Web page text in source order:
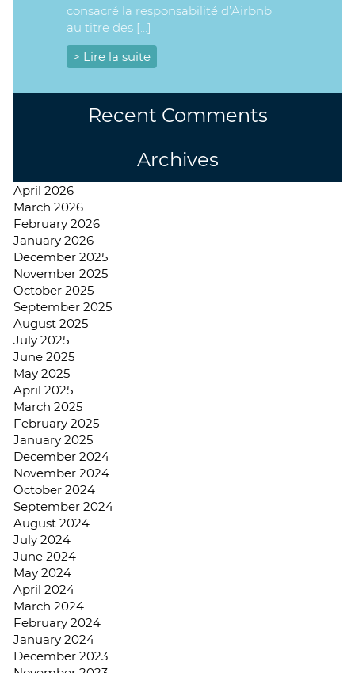
consacré la responsabilité d’Airbnb
au titre des […]
> Lire la suite
Recent Comments
Archives
April 2026
March 2026
February 2026
January 2026
December 2025
November 2025
October 2025
September 2025
August 2025
July 2025
June 2025
May 2025
April 2025
March 2025
February 2025
January 2025
December 2024
November 2024
October 2024
September 2024
August 2024
July 2024
June 2024
May 2024
April 2024
March 2024
February 2024
January 2024
December 2023